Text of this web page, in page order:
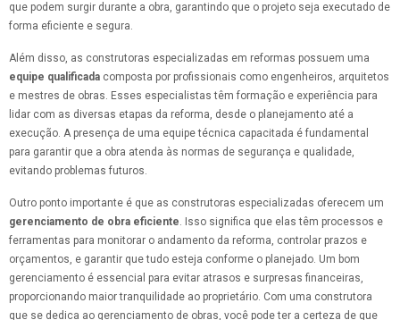
que podem surgir durante a obra, garantindo que o projeto seja executado de
forma eficiente e segura.
Além disso, as construtoras especializadas em reformas possuem uma
equipe qualificada composta por profissionais como engenheiros, arquitetos
e mestres de obras. Esses especialistas têm formação e experiência para
lidar com as diversas etapas da reforma, desde o planejamento até a
execução. A presença de uma equipe técnica capacitada é fundamental
para garantir que a obra atenda às normas de segurança e qualidade,
evitando problemas futuros.
Outro ponto importante é que as construtoras especializadas oferecem um
gerenciamento de obra eficiente. Isso significa que elas têm processos e
ferramentas para monitorar o andamento da reforma, controlar prazos e
orçamentos, e garantir que tudo esteja conforme o planejado. Um bom
gerenciamento é essencial para evitar atrasos e surpresas financeiras,
proporcionando maior tranquilidade ao proprietário. Com uma construtora
que se dedica ao gerenciamento de obras, você pode ter a certeza de que